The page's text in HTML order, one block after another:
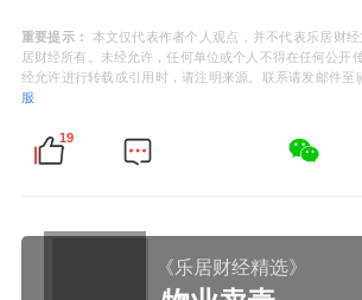
交所成功发行，发行规模11.01
值得一提的是，第一创业证券
REITs业务，由旗下控股子公
作为管理人、公司作为专项计划
国首单总部型科创产业园公募
行规模达36.85亿元,该项目从
重要提示：
本文仅代表作者个人观点，并不代表乐居财
居财经所有。未经允许，任何单位或个人不得在任何公开
经允许进行转载或引用时，请注明来源。联系请发邮件至
服
19
《乐居财经精选》